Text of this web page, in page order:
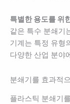
특별한 용도를 위
같은 특수 분쇄기
기계는 특정 유형
다양한 산업 분야
분쇄기를 효과적
플라스틱 분쇄기